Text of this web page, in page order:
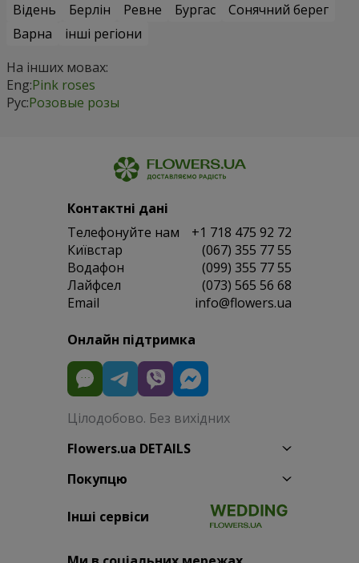
Відень
Берлін Ревне Бургас
Сонячний берег
Варна
інші регіони
На інших мовах:
Eng:Pink roses
Рус:Розовые розы
Контактні дані
Телефонуйте нам
+1 718 475 92 72
Київстар
(067) 355 77 55
Водафон
(099) 355 77 55
Лайфсел
(073) 565 56 68
Email
info@flowers.ua
Онлайн підтримка
Цілодобово. Без вихідних
Flowers.ua DETAILS
Покупцю
Інші сервіси